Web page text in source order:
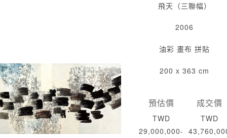
飛天（三聯幅）
2006
油彩 畫布 拼貼
200 x 363 cm
預估價
TWD
29,000,000-
成交價
TWD